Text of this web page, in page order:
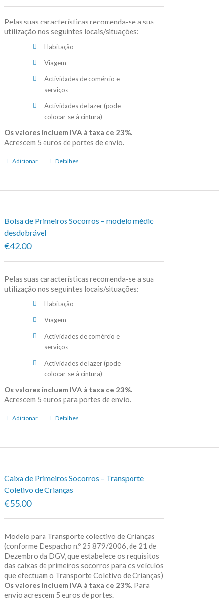
Pelas suas características recomenda-se a sua
utilização nos seguintes locais/situações:
Habitação
Viagem
Actividades de comércio e
serviços
Actividades de lazer (pode
colocar-se à cintura)
Os valores incluem IVA à taxa de 23%.
Acrescem 5 euros de portes de envio.
Adicionar Detalhes
Bolsa de Primeiros Socorros – modelo médio
desdobrável
€42.00
Pelas suas características recomenda-se a sua
utilização nos seguintes locais/situações:
Habitação
Viagem
Actividades de comércio e
serviços
Actividades de lazer (pode
colocar-se à cintura)
Os valores incluem IVA à taxa de 23%.
Acrescem 5 euros para portes de envio.
Adicionar Detalhes
Caixa de Primeiros Socorros – Transporte
Coletivo de Crianças
€55.00
Modelo para Transporte colectivo de Crianças
(conforme Despacho n.º 25 879/2006, de 21 de
Dezembro da DGV, que estabelece os requisitos
das caixas de primeiros socorros para os veículos
que efectuam o Transporte Coletivo de Crianças)
Os valores incluem IVA à taxa de 23%. Para
envio acrescem 5 euros de portes.